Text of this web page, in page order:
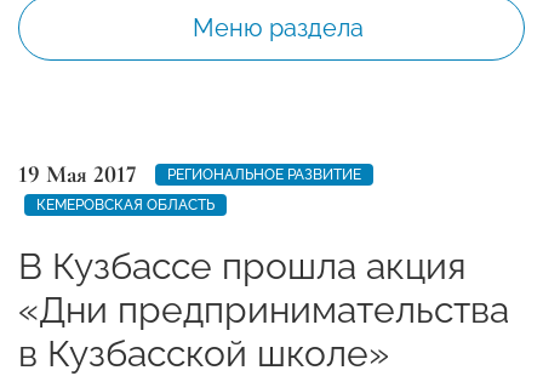
Меню раздела
19 Мая 2017
РЕГИОНАЛЬНОЕ РАЗВИТИЕ
КЕМЕРОВСКАЯ ОБЛАСТЬ
В Кузбассе прошла акция
«Дни предпринимательства
в Кузбасской школе»